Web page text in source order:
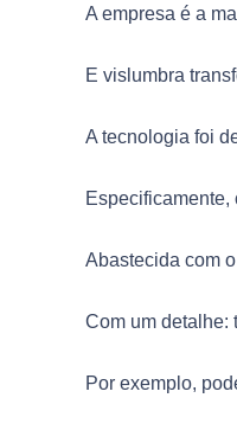
A empresa é a
E vislumbra
A tecnologia foi
Especificamente,
Abastecida com
Com um detalhe:
Por exemplo,